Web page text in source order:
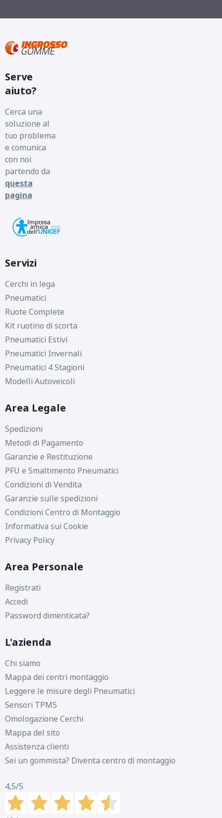
Serve
aiuto?
Cerca una
soluzione al
tuo problema
e comunica
con noi
partendo da
questa
pagina
Servizi
Cerchi in lega
Pneumatici
Ruote Complete
Kit ruotino di scorta
Pneumatici Estivi
Pneumatici Invernali
Pneumatici 4 Stagioni
Modelli Autoveicoli
Area Legale
Spedizioni
Metodi di Pagamento
Garanzie e Restituzione
PFU e Smaltimento Pneumatici
Condizioni di Vendita
Garanzie sulle spedizioni
Condizioni Centro di Montaggio
Informativa sui Cookie
Privacy Policy
Area Personale
Registrati
Accedi
Password dimenticata?
L'azienda
Chi siamo
Mappa dei centri montaggio
Leggere le misure degli Pneumatici
Sensori TPMS
Omologazione Cerchi
Mappa del sito
Assistenza clienti
Sei un gommista? Diventa centro di montaggio
4,5/5